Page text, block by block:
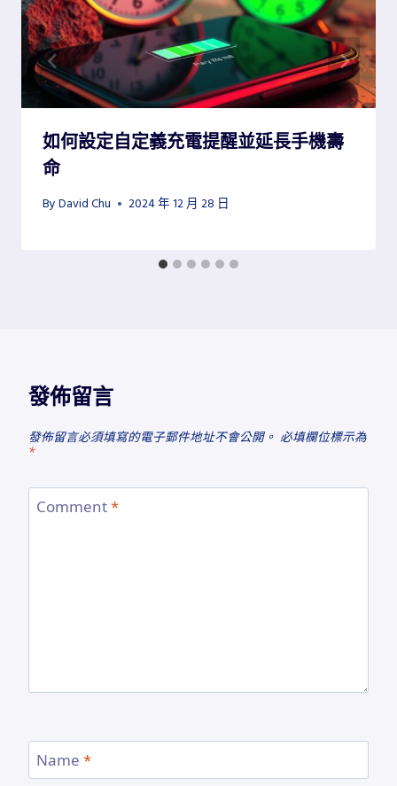
如何設定自定義充電提醒並延長手機壽
命
By David Chu 2024 年 12 月 28 日
發佈留言
發佈留言必須填寫的電子郵件地址不會公開。 必填欄位標示為
*
Comment*
Name *